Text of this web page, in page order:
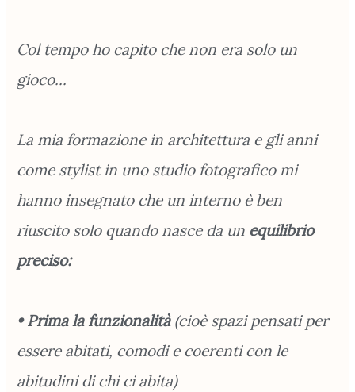
Col tempo ho capito che non era solo un
gioco...
La mia formazione in architettura e gli anni
come stylist in uno studio fotografico mi
hanno insegnato che un interno è ben
riuscito solo quando nasce da un equilibrio
preciso:
• Prima la funzionalità(cioè spazi pensati per
essere abitati, comodi e coerenti con le
abitudini di chi ci abita)